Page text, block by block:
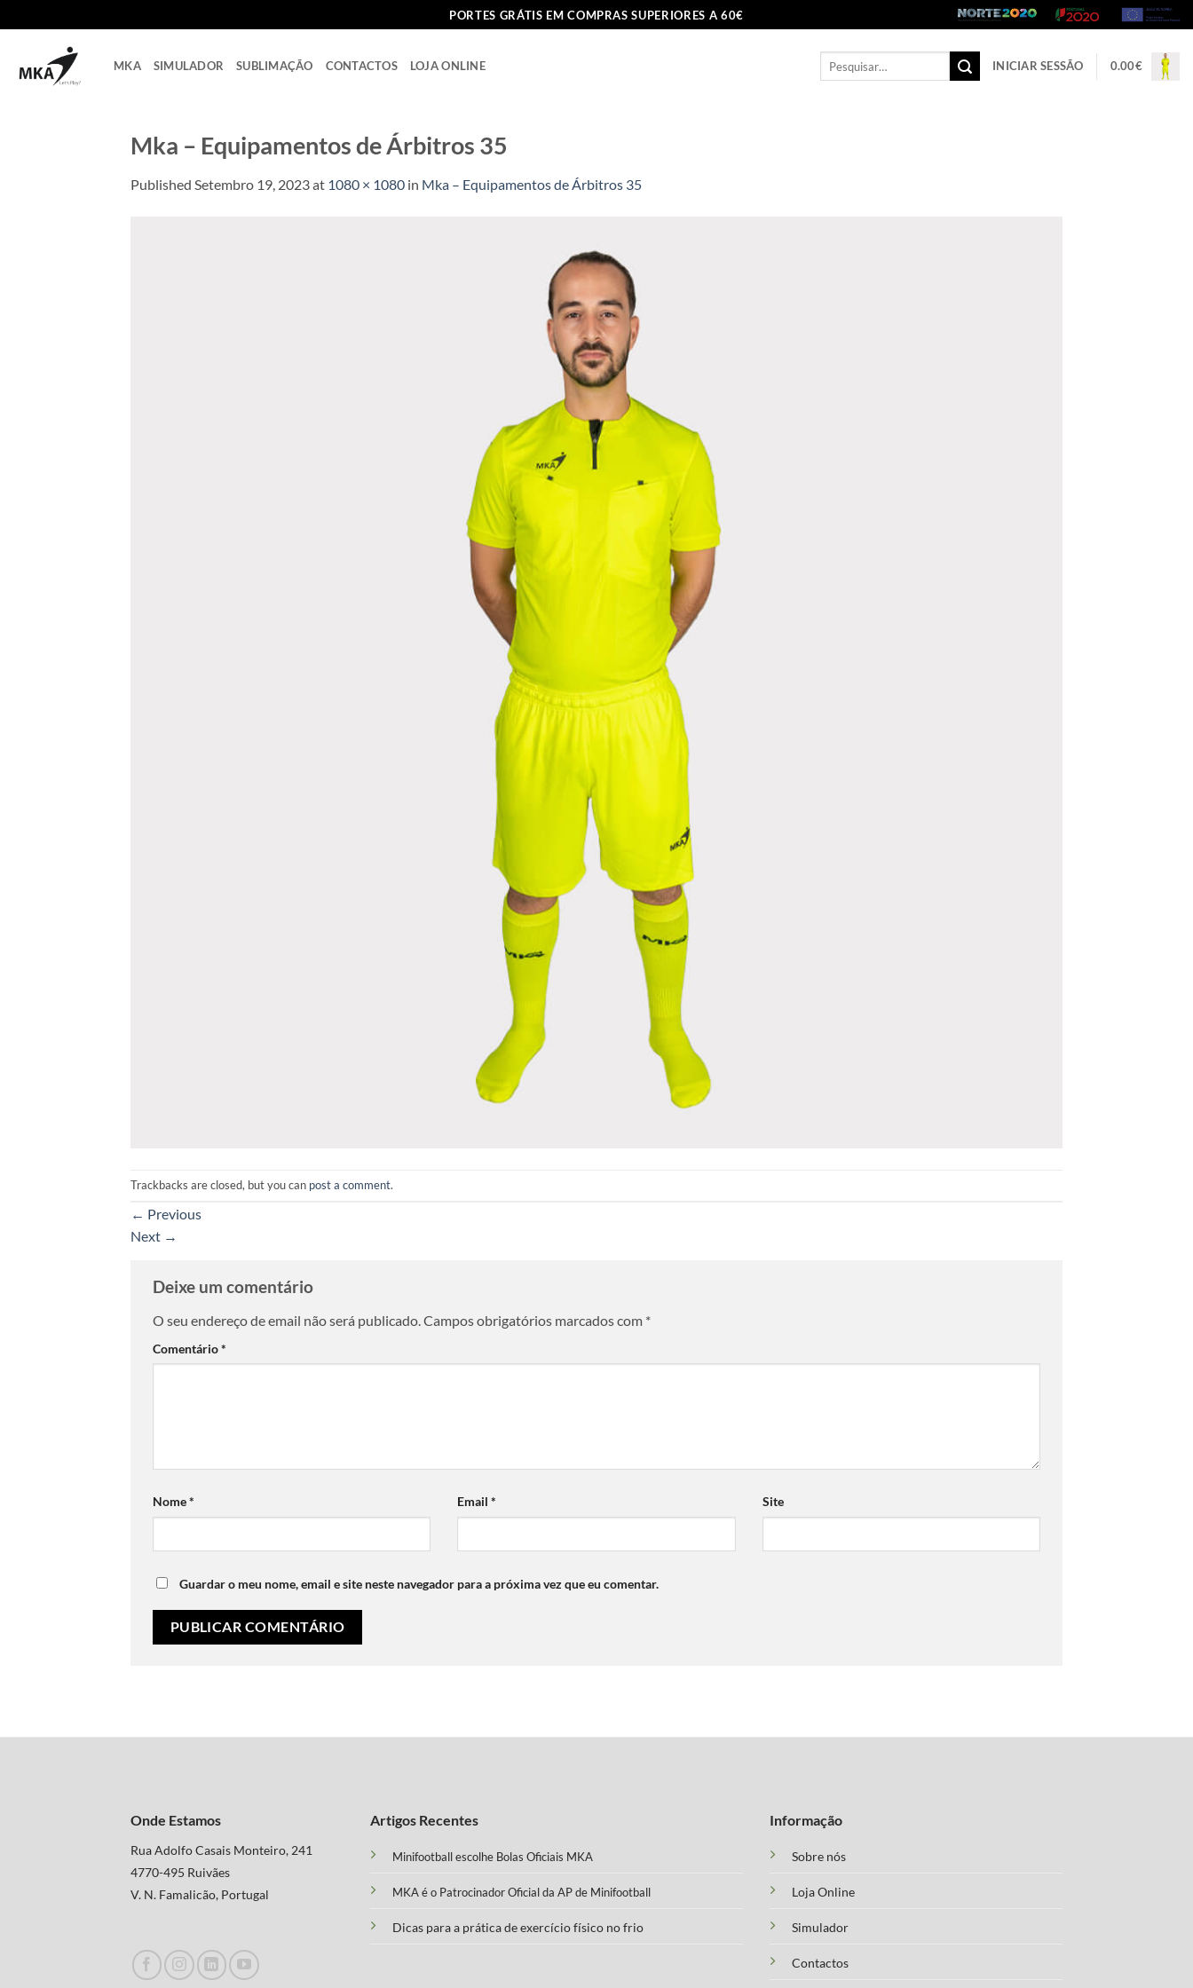
to
PORTES GRÁTIS EM COMPRAS SUPERIORES A 60€
MKA SIMULADOR SUBLIMAÇÃO CONTACTOS LOJA ONLINE
Pesquisar
INICIAR SESSÃO 0.00€
Mka – Equipamentos de Árbitros 35
Published Setembro 19, 2023at 1080 × 1080 in Mka – Equipamentos de Árbitros 35
Trackbacks are closed, but you can post a comment.
← Previous
Next →
Deixe um comentário
O seu endereço de email não será publicado. Campos obrigatórios marcados com *
Comentário*
Nome* Email* Site
Guardar o meu nome, email e site neste navegador para a próxima vez que eu comentar.
Onde Estamos
Rua Adolfo Casais Monteiro, 241
4770-495 Ruivães
V. N. Famalicão, Portugal
Artigos Recentes
Minifootball escolhe Bolas Oficiais MKA
MKA é o Patrocinador Oficial da AP de Minifootball
Dicas para a prática de exercício físico no frio
Informação
Sobre nós
Loja Online
Simulador
Contactos